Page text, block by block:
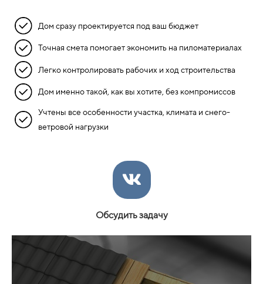
Дом сразу проектируется под ваш бюджет
Точная смета помогает экономить на пиломатериалах
Легко контролировать рабочих и ход строительства
Дом именно такой, как вы хотите, без компромиссов
Учтены все особенности участка, климата и снего-
ветровой нагрузки
Обсудить задачу